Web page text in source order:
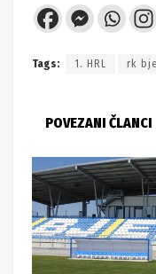
Tags: 1. HRL rk
POVEZANI ČLANCI